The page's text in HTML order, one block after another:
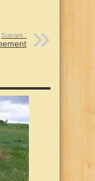
Suivant :